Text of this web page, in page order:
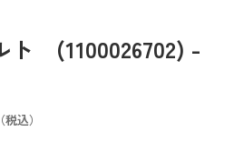
ト (1100026702) -
（税込）